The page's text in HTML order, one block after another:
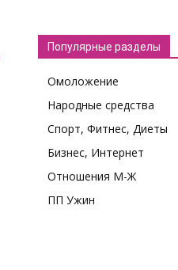
Популярные разделы
Омоложение
Народные средства
Спорт, Фитнес, Диеты
Бизнес, Интернет
Отношения М-Ж
ПП Ужин